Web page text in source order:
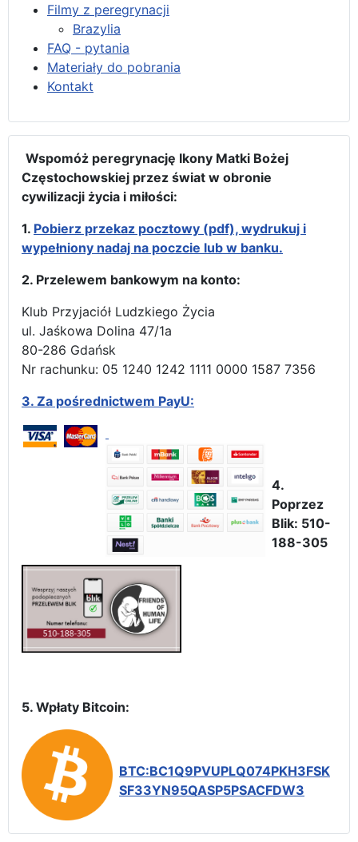
Filmy z peregrynacji
Brazylia
FAQ - pytania
Materiały do pobrania
Kontakt
Wspomóż peregrynację Ikony Matki Bożej
Częstochowskiej przez świat w obronie
cywilizacji życia i miłości:
1. Pobierz przekaz pocztowy (pdf), wydrukuj i
wypełniony nadaj na poczcie lub w banku.
2. Przelewem bankowym na konto:
Klub Przyjaciół Ludzkiego Życia
ul. Jaśkowa Dolina 47/1a
80-286 Gdańsk
Nr rachunku: 05 1240 1242 1111 0000 1587 7356
3. Za pośrednictwem PayU:
4.
Poprzez
Blik: 510-
188-305
5. Wpłaty Bitcoin:
BTC:BC1Q9PVUPLQ074PKH3FSK
SF33YN95QASP5PSACFDW3